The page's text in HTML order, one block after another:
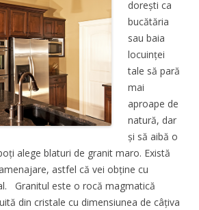
dorești ca
bucătăria
sau baia
locuinței
tale să pară
mai
aproape de
natură, dar
și să aibă o
alege blaturi de granit maro. Există
astfel că vei obține cu
Granitul este o rocă magmatică
din cristale cu dimensiunea de câțiva